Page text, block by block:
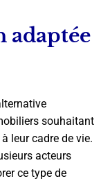
adaptée
souhaitant
leur cadre de vie.
acteurs
ce type de